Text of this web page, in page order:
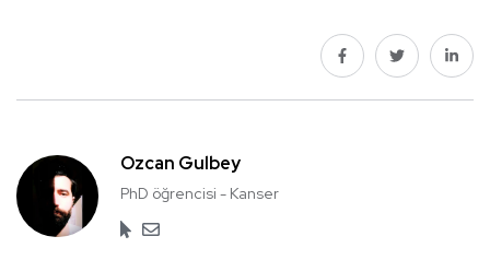
Ozcan Gulbey
PhD öğrencisi - Kanser